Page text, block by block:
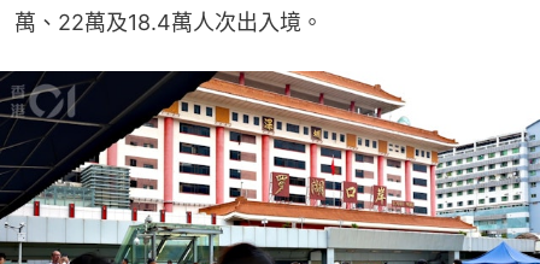
萬、22萬及18.4萬人次出入境。